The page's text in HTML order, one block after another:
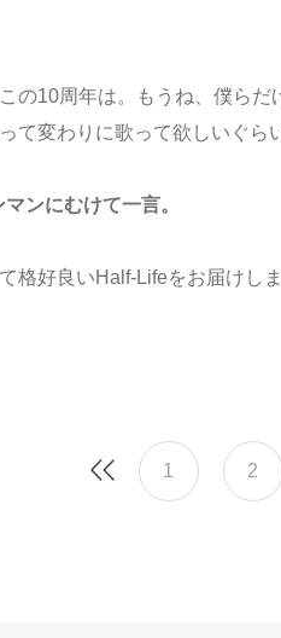
の10周年は。もうね、僕ら
て変わりに歌って欲しいぐら
ンにむけて一言。
格好良いHalf-Lifeをお届けしま
1 2